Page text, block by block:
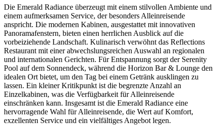
Die Emerald Radiance überzeugt mit einem stilvollen Ambiente und
einem aufmerksamen Service, der besonders Alleinreisende
anspricht. Die modernen Kabinen, ausgestattet mit innovativen
Panoramafenstern, bieten einen herrlichen Ausblick auf die
vorbeiziehende Landschaft. Kulinarisch verwöhnt das Reflections
Restaurant mit einer abwechslungsreichen Auswahl an regionalen
und internationalen Gerichten. Für Entspannung sorgt der Serenity
Pool auf dem Sonnendeck, während die Horizon Bar & Lounge den
idealen Ort bietet, um den Tag bei einem Getränk ausklingen zu
lassen. Ein kleiner Kritikpunkt ist die begrenzte Anzahl an
Einzelkabinen, was die Verfügbarkeit für Alleinreisende
einschränken kann. Insgesamt ist die Emerald Radiance eine
hervorragende Wahl für Alleinreisende, die Wert auf Komfort,
exzellenten Service und ein vielfältiges Angebot legen.